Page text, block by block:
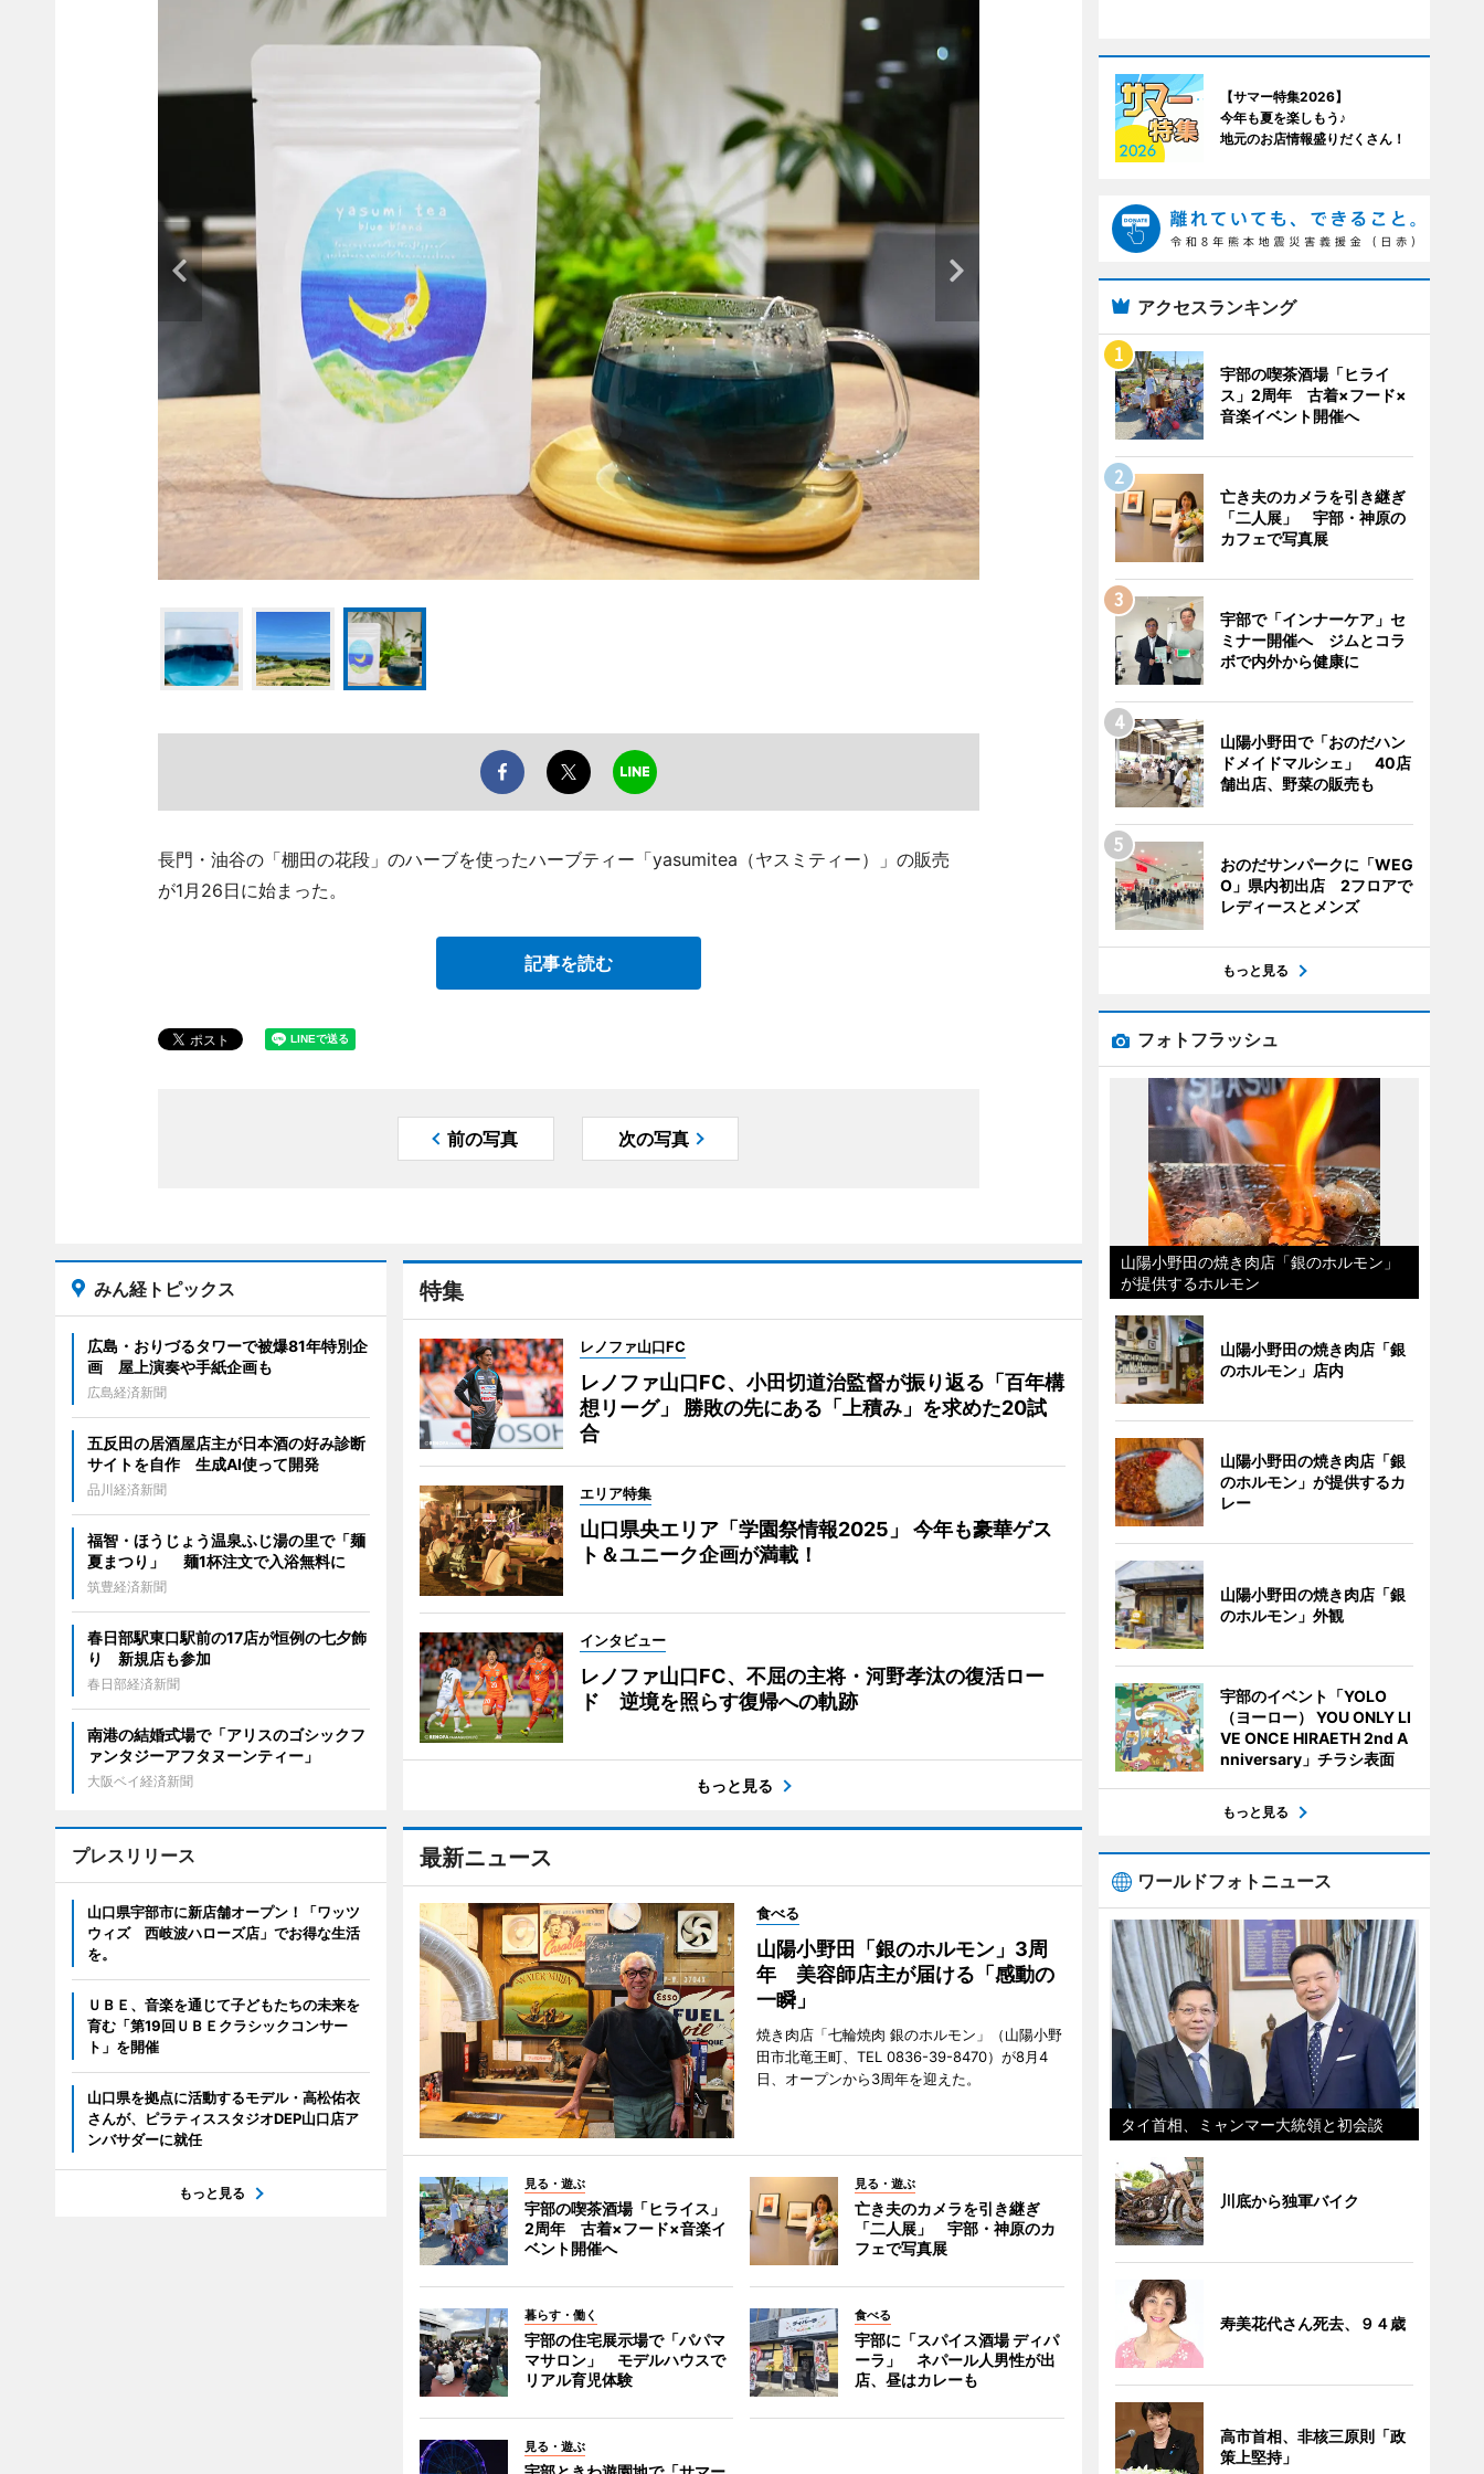
長門・油谷の「棚田の花段」のハーブを使ったハーブティー「yasumitea（ヤスミティー）」の販売
が1月26日に始まった。
記事を読む
前の写真 次の写真
特集
レノファ山口FC
レノファ山口FC、小田切道治監督が振り返る「百年構
想リーグ」 勝敗の先にある「上積み」を求めた20試
合
エリア特集
山口県央エリア「学園祭情報2025」 今年も豪華ゲス
ト＆ユニーク企画が満載！
インタビュー
レノファ山口FC、不屈の主将・河野孝汰の復活ロー
ド 逆境を照らす復帰への軌跡
もっと見る
最新ニュース
食べる
山陽小野田「銀のホルモン」3周
年 美容師店主が届ける「感動の
一瞬」
焼き肉店「七輪焼肉 銀のホルモン」（山陽小野
田市北竜王町、TEL 0836-39-8470）が8月4
日、オープンから3周年を迎えた。
見る・遊ぶ
宇部の喫茶酒場「ヒライス」
2周年 古着×フード×音楽イ
ベント開催へ
見る・遊ぶ
亡き夫のカメラを引き継ぎ
「二人展」 宇部・神原のカ
フェで写真展
暮らす・働く
宇部の住宅展示場で「パパマ
マサロン」 モデルハウスで
リアル育児体験
食べる
宇部に「スパイス酒場 ディパ
ーラ」 ネパール人男性が出
店、昼はカレーも
見る・遊ぶ
みん経トピックス
広島・おりづるタワーで被爆81年特別企
画 屋上演奏や手紙企画も
広島経済新聞
五反田の居酒屋店主が日本酒の好み診断
サイトを自作 生成AI使って開発
品川経済新聞
福智・ほうじょう温泉ふじ湯の里で「麺
夏まつり」 麺1杯注文で入浴無料に
筑豊経済新聞
春日部駅東口駅前の17店が恒例の七夕飾
り 新規店も参加
春日部経済新聞
南港の結婚式場で「アリスのゴシックフ
ァンタジーアフタヌーンティー」
大阪ベイ経済新聞
プレスリリース
山口県宇部市に新店舗オープン！「ワッツ
ウィズ 西岐波ハローズ店」でお得な生活
を。
ＵＢＥ、音楽を通じて子どもたちの未来を
育む「第19回ＵＢＥクラシックコンサー
ト」を開催
山口県を拠点に活動するモデル・高松佑衣
さんが、ピラティススタジオDEP山口店ア
ンバサダーに就任
もっと見る
【サマー特集2026】
今年も夏を楽しもう♪
地元のお店情報盛りだくさん！
アクセスランキング
宇部の喫茶酒場「ヒライ
ス」2周年 古着×フード×
音楽イベント開催へ
亡き夫のカメラを引き継ぎ
「二人展」 宇部・神原の
カフェで写真展
宇部で「インナーケア」セ
ミナー開催へ ジムとコラ
ボで内外から健康に
山陽小野田で「おのだハン
ドメイドマルシェ」 40店
舗出店、野菜の販売も
おのだサンパークに「WEG
O」県内初出店 2フロアで
レディースとメンズ
もっと見る
フォトフラッシュ
山陽小野田の焼き肉店「銀のホルモン」
が提供するホルモン
山陽小野田の焼き肉店「銀
のホルモン」店内
山陽小野田の焼き肉店「銀
のホルモン」が提供するカ
レー
山陽小野田の焼き肉店「銀
のホルモン」外観
宇部のイベント「YOLO
（ヨーロー） YOU ONLY LI
VE ONCE HIRAETH 2nd A
nniversary」チラシ表面
もっと見る
ワールドフォトニュース
タイ首相、ミャンマー大統領と初会談
川底から独軍バイク
寿美花代さん死去、９４歳
高市首相、非核三原則「政
策上堅持」